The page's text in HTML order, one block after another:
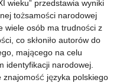
wieku” przedstawia wyniki
tożsamości narodowej
wiele osób ma trudności z
co skłoniło autorów do
mającego na celu
identyfikacji narodowej.
znajomość języka polskiego